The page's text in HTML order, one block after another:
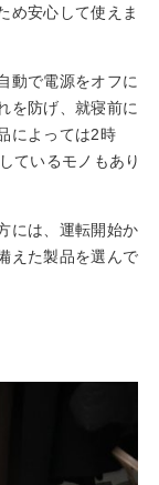
め安心して使えま
動で電源をオフに
を防げ、就寝前に
によっては2時
ているモノもあり
には、運転開始か
えた製品を選んで